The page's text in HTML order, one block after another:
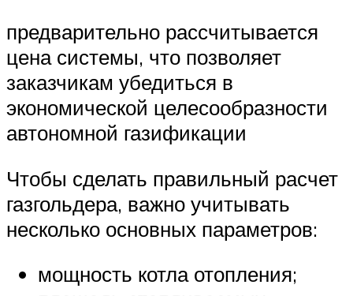
предварительно рассчитывается
цена системы, что позволяет
заказчикам убедиться в
экономической целесообразности
автономной газификации
Чтобы сделать правильный расчет
газгольдера, важно учитывать
несколько основных параметров:
мощность котла отопления;